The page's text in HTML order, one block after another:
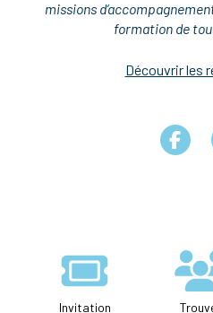
missions
formation de
Découvrir les
Invitation